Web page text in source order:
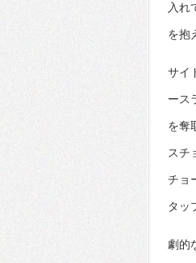
入れ
を抱
サイ
ース
を奪
スチ
チョ
タッ
劇的